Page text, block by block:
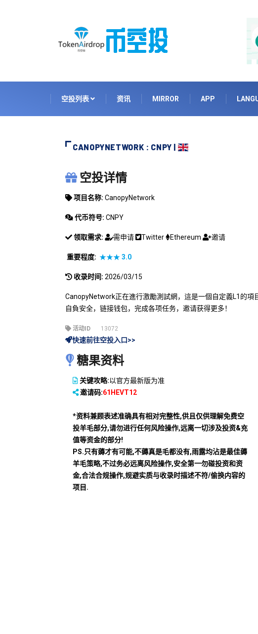
空投列表 资讯 MIRROR APP
CANOPYNETWORK : CNPY |
CANOPYNETWORK
空投详情
项目名称: CanopyNetwork
代币符号: CNPY
领取需求: 需申请 Twitter Ethereum 邀请
重要程度: ★★★3.0
收录时间: 2026/03/15
CanopyNetwork正在進行激勵測試網，這是一個自定義L1的項
自負安全，链接钱包，完成各项任务，邀请获得更多！
活动ID 13072
快速前往空投入口>>
糖果资料
关键攻略:以官方最新版为准
邀请码:61HEVT12
*资料兼顾表述准确具有相对完整性,供且仅供理解免费空
投羊毛部分,请勿进行任何风险操作,远离一切涉及投资&充
值等资金的部分!
PS.只有薅才有可能,不薅真是毛都没有,雨露均沾是最佳薅
羊毛策略,不过务必远离风险操作,安全第一勿碰投资和资
金,合法合规操作,规避实质与收录时描述不符/偷换内容的
项目.